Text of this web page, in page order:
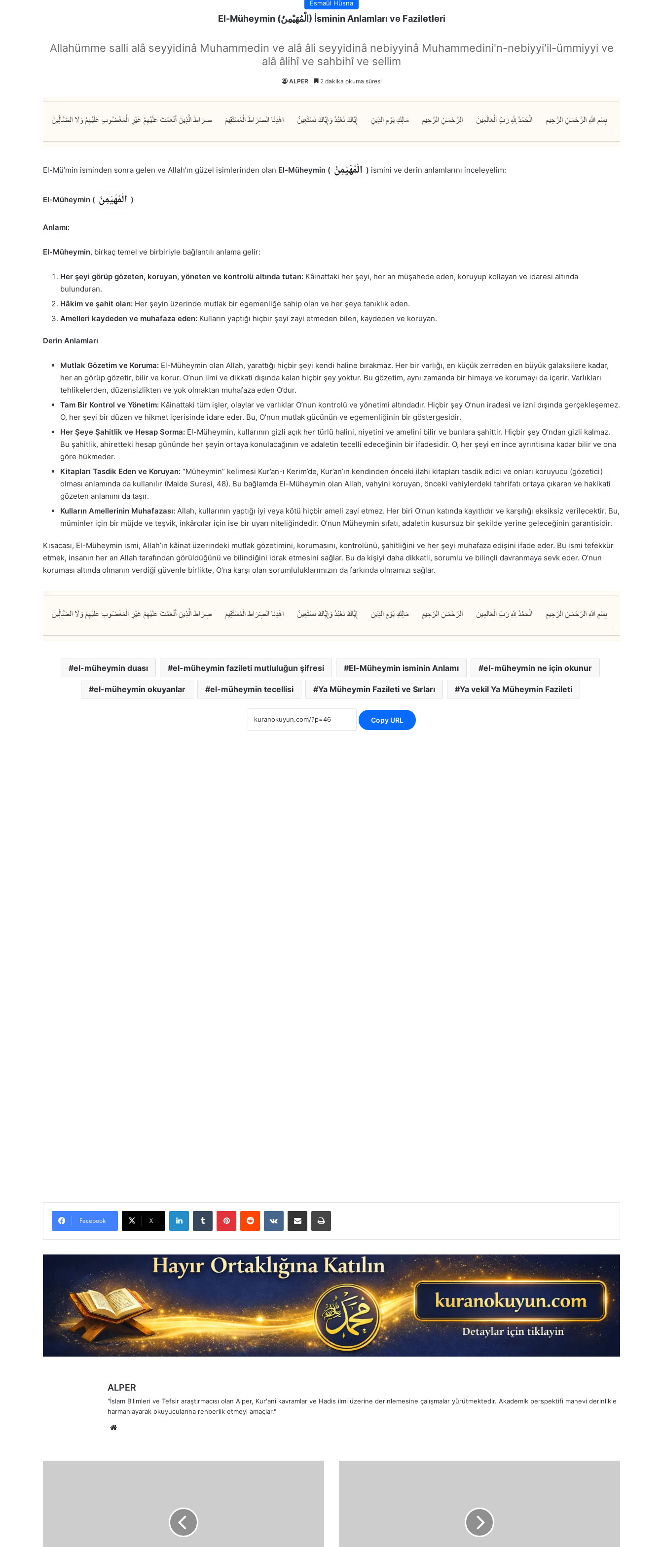
Esmaül Hüsna
El-Müheymin (الْمُهَيْمِنُ) İsminin Anlamları ve Faziletleri
Allahümme salli alâ seyyidinâ Muhammedin ve alâ âli seyyidinâ nebiyyinâ Muhammedini'n-nebiyyi'il-ümmiyyi ve
alâ âlihî ve sahbihî ve sellim
ALPER 2 dakika okuma süresi
El-Mü’min isminden sonra gelen ve Allah’ın güzel isimlerinden olan El-Müheymin ( الْمُهَيْمِنُ ) ismini ve derin anlamlarını inceleyelim:
El-Müheymin ( الْمُهَيْمِنُ )
Anlamı:
El-Müheymin, birkaç temel ve birbiriyle bağlantılı anlama gelir:
Her şeyi görüp gözeten, koruyan, yöneten ve kontrolü altında tutan: Kâinattaki her şeyi, her an müşahede eden, koruyup kollayan ve idaresi altında
bulunduran.
Hâkim ve şahit olan: Her şeyin üzerinde mutlak bir egemenliğe sahip olan ve her şeye tanıklık eden.
Amelleri kaydeden ve muhafaza eden: Kulların yaptığı hiçbir şeyi zayi etmeden bilen, kaydeden ve koruyan.
Derin Anlamları
Mutlak Gözetim ve Koruma: El-Müheymin olan Allah, yarattığı hiçbir şeyi kendi haline bırakmaz. Her bir varlığı, en küçük zerreden en büyük galaksilere kadar,
her an görüp gözetir, bilir ve korur. O’nun ilmi ve dikkati dışında kalan hiçbir şey yoktur. Bu gözetim, aynı zamanda bir himaye ve korumayı da içerir. Varlıkları
tehlikelerden, düzensizlikten ve yok olmaktan muhafaza eden O’dur.
Tam Bir Kontrol ve Yönetim: Kâinattaki tüm işler, olaylar ve varlıklar O’nun kontrolü ve yönetimi altındadır. Hiçbir şey O’nun iradesi ve izni dışında gerçekleşemez.
O, her şeyi bir düzen ve hikmet içerisinde idare eder. Bu, O’nun mutlak gücünün ve egemenliğinin bir göstergesidir.
Her Şeye Şahitlik ve Hesap Sorma: El-Müheymin, kullarının gizli açık her türlü halini, niyetini ve amelini bilir ve bunlara şahittir. Hiçbir şey O’ndan gizli kalmaz.
Bu şahitlik, ahiretteki hesap gününde her şeyin ortaya konulacağının ve adaletin tecelli edeceğinin bir ifadesidir. O, her şeyi en ince ayrıntısına kadar bilir ve ona
göre hükmeder.
Kitapları Tasdik Eden ve Koruyan: “Müheymin” kelimesi Kur’an-ı Kerim’de, Kur’an’ın kendinden önceki ilahi kitapları tasdik edici ve onları koruyucu (gözetici)
olması anlamında da kullanılır (Maide Suresi, 48). Bu bağlamda El-Müheymin olan Allah, vahyini koruyan, önceki vahiylerdeki tahrifatı ortaya çıkaran ve hakikati
gözeten anlamını da taşır.
Kulların Amellerinin Muhafazası: Allah, kullarının yaptığı iyi veya kötü hiçbir ameli zayi etmez. Her biri O’nun katında kayıtlıdır ve karşılığı eksiksiz verilecektir. Bu,
müminler için bir müjde ve teşvik, inkârcılar için ise bir uyarı niteliğindedir. O’nun Müheymin sıfatı, adaletin kusursuz bir şekilde yerine geleceğinin garantisidir.
Kısacası, El-Müheymin ismi, Allah’ın kâinat üzerindeki mutlak gözetimini, korumasını, kontrolünü, şahitliğini ve her şeyi muhafaza edişini ifade eder. Bu ismi tefekkür
etmek, insanın her an Allah tarafından görüldüğünü ve bilindiğini idrak etmesini sağlar. Bu da kişiyi daha dikkatli, sorumlu ve bilinçli davranmaya sevk eder. O’nun
koruması altında olmanın verdiği güvenle birlikte, O’na karşı olan sorumluluklarımızın da farkında olmamızı sağlar.
el-müheymin duası el-müheymin fazileti mutluluğun şifresi El-Müheymin isminin Anlamı el-müheymin ne için okunur
el-müheymin okuyanlar el-müheymin tecellisi Ya Müheymin Fazileti ve Sırları Ya vekil Ya Müheymin Fazileti
Copy URL
Facebook X
LinkedInTumblr PinterestReddit VKontakteE-Posta ile paylaş Yazdır
ALPER
"İslam Bilimleri ve Tefsir araştırmacısı olan Alper, Kur'anî kavramlar ve Hadis ilmi üzerine derinlemesine çalışmalar yürütmektedir. Akademik perspektifi manevi derinlikle
harmanlayarak okuyucularına rehberlik etmeyi amaçlar."